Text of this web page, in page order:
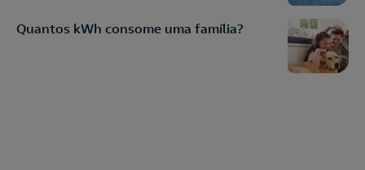
Quantos kWh consome uma família?